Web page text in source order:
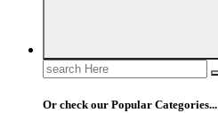
Search
for:
Or check our Popular Categories...